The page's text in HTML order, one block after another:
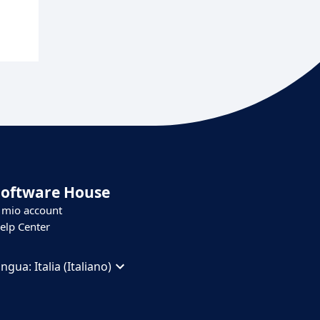
House
account
Center
Italia (Italiano)